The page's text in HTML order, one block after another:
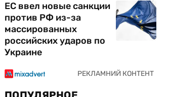
ЕС ввел новые санкции
против РФ из-за
массированных
российских ударов по
Украине